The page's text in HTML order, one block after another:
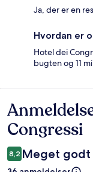
Ja, der er en
Hvordan er
Hotel dei
bugten og 11
Congressi
8,2 Meget godt